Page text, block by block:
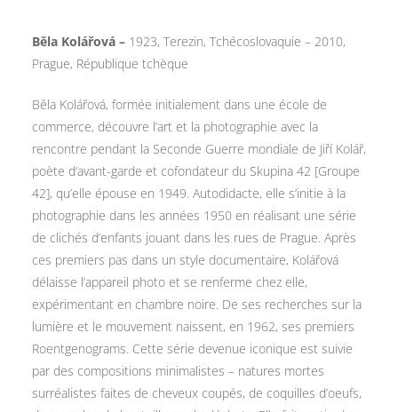
Běla Kolářová – 1923, Terezin, Tchécoslovaquie – 2010,
Prague, République tchèque
Běla Kolářová, formée initialement dans une école de
commerce, découvre l’art et la photographie avec la
rencontre pendant la Seconde Guerre mondiale de Jiří Kolář,
poète d’avant-garde et cofondateur du Skupina 42 [Groupe
42], qu’elle épouse en 1949. Autodidacte, elle s’initie à la
photographie dans les années 1950 en réalisant une série
de clichés d’enfants jouant dans les rues de Prague. Après
ces premiers pas dans un style documentaire, Kolářová
délaisse l’appareil photo et se renferme chez elle,
expérimentant en chambre noire. De ses recherches sur la
lumière et le mouvement naissent, en 1962, ses premiers
Roentgenograms. Cette série devenue iconique est suivie
par des compositions minimalistes – natures mortes
surréalistes faites de cheveux coupés, de coquilles d’oeufs,